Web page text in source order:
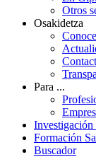
Otros
Osakidetza
Para ...
Formación
Buscador